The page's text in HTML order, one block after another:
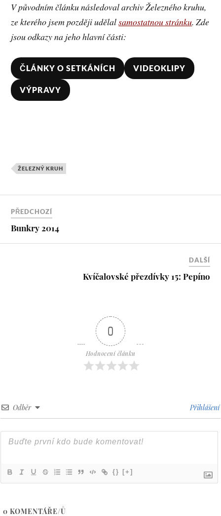
V původním článku následoval archiv Železného kruhu,
ze kterého jsem později udělalsamostatnou stránku. Zde
jsou odkazy na jeho hlavní části:
ČLÁNKY O SETKÁNÍCH VIDEOKLIPY
VÝPRAVY
ŽELEZNÝ KRUH
PŘEDCHOZÍ
Bunkry 2014
DALŠÍ
Kvíčalovské přezdívky 15: Pepíno
0
Hodnocení článku
Odběr Přihlášení
{} [+]
0 KOMENTÁŘE/Ů